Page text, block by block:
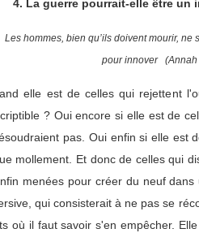
4. La guerre pourrait-elle être un
Les hommes, bien qu’ils doivent mourir, ne
pour innover (Annah
elle est de celles qui rejettent
? Oui encore si elle est de
pas. Oui enfin si elle est
mollement. Et donc de celles qui
menées pour créer du neuf
qui consisterait à ne pas se
où il faut savoir s'en empêcher.